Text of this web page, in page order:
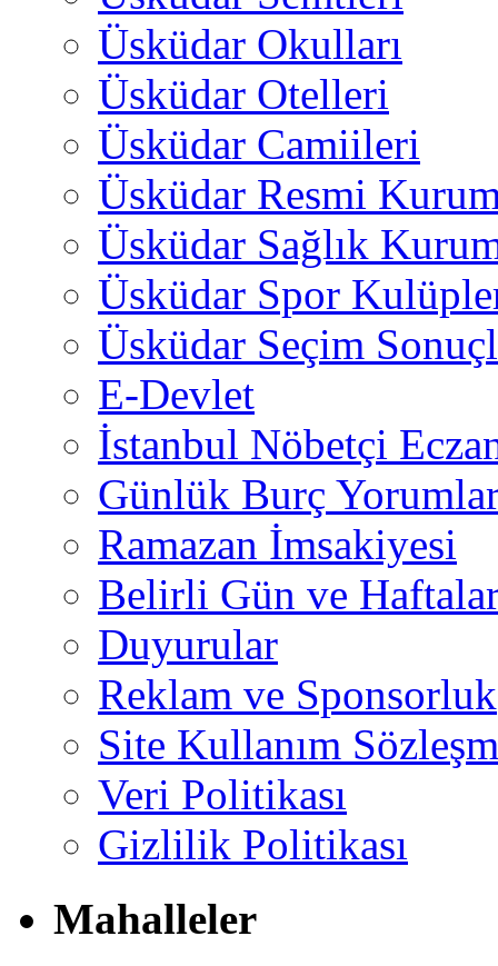
Üsküdar Okulları
Üsküdar Otelleri
Üsküdar Camiileri
Üsküdar Resmi
Üsküdar Sağlık
Üsküdar Spor
Üsküdar Seçim
E-Devlet
İstanbul Nöbetçi
Günlük Burç
Ramazan İmsakiyesi
Belirli Gün ve
Duyurular
Reklam ve Sponsorluk
Site Kullanım
Veri Politikası
Gizlilik Politikası
Mahalleler